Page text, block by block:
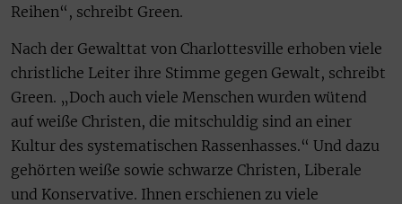
Reihen“, schreibt Green.
Nach der Gewalttat von Charlottesville erhoben viele
christliche Leiter ihre Stimme gegen Gewalt, schreibt
Green. „Doch auch viele Menschen wurden wütend
auf weiße Christen, die mitschuldig sind an einer
Kultur des systematischen Rassenhasses.“ Und dazu
gehörten weiße sowie schwarze Christen, Liberale
und Konservative. Ihnen erschienen zu viele